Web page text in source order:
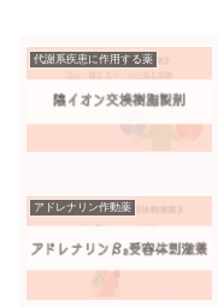
代謝系疾患に作用する薬
アドレナリン作動薬